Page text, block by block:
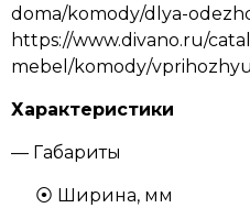
doma/komody/dlya-
https://www.divano.ru/
mebel/komody/vprihozhyu
Характеристики
— Габариты
Ширина, мм